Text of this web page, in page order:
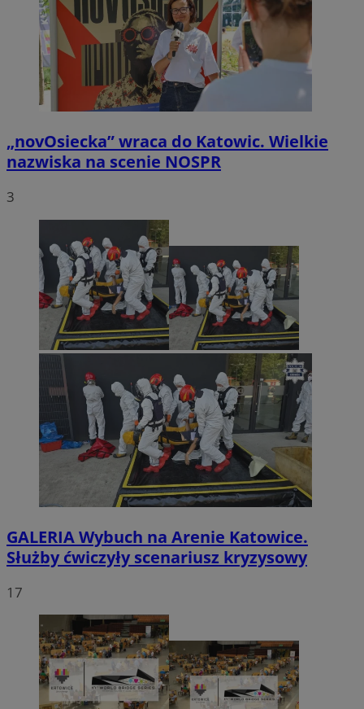
„novOsiecka” wraca do Katowic. Wielkie
nazwiska na scenie NOSPR
3
GALERIAWybuch na Arenie Katowice.
Służby ćwiczyły scenariusz kryzysowy
17